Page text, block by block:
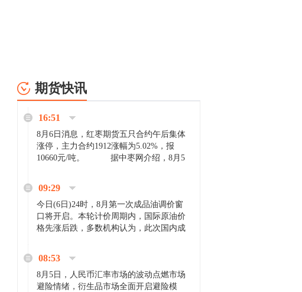
期货快讯
16:51
8月6日消息，红枣期货五只合约午后集体
涨停，主力合约1912涨幅为5.02%，报
10660元/吨。 据中枣网介绍，8月5
家好货依旧惜售挺...
09:29
今日(6日)24时，8月第一次成品油调价窗
口将开启。本轮计价周期内，国际原油价
格先涨后跌，多数机构认为，此次国内成
08:53
8月5日，人民币汇率市场的波动点燃市场
避险情绪，衍生品市场全面开启避险模